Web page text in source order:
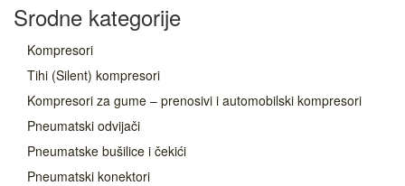
Srodne kategorije
Kompresori
Tihi (Silent) kompresori
Kompresori za gume – prenosivi i automobilski kompresori
Pneumatski odvijači
Pneumatske bušilice i čekići
Pneumatski konektori